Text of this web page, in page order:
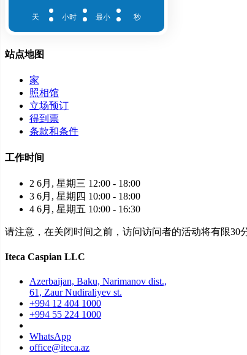
天 小时 最小 秒
站点地图
家
照相馆
立场预订
得到票
条款和条件
工作时间
2 6月, 星期三 12:00 - 18:00
3 6月, 星期四 10:00 - 18:00
4 6月, 星期五 10:00 - 16:30
请注意，在关闭时间之前，访问访问者的活动将有限30
Iteca Caspian LLC
Azerbaijan, Baku, Narimanov dist.,
61, Zaur Nudiraliyev st.
+994 12 404 1000
+994 55 224 1000
WhatsApp
office@iteca.az